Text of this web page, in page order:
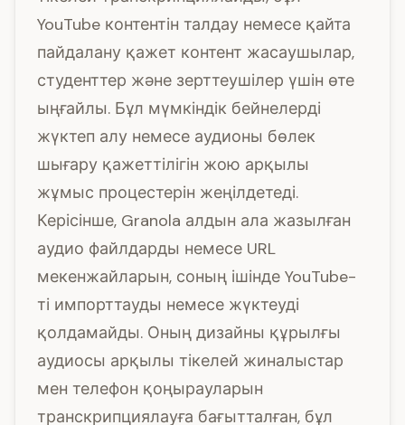
YouTube контентін талдау немесе қайта
пайдалану қажет контент жасаушылар,
студенттер және зерттеушілер үшін өте
ыңғайлы. Бұл мүмкіндік бейнелерді
жүктеп алу немесе аудионы бөлек
шығару қажеттілігін жою арқылы
жұмыс процестерін жеңілдетеді.
Керісінше, Granola алдын ала жазылған
аудио файлдарды немесе URL
мекенжайларын, соның ішінде YouTube-
ті импорттауды немесе жүктеуді
қолдамайды. Оның дизайны құрылғы
аудиосы арқылы тікелей жиналыстар
мен телефон қоңырауларын
транскрипциялауға бағытталған, бұл